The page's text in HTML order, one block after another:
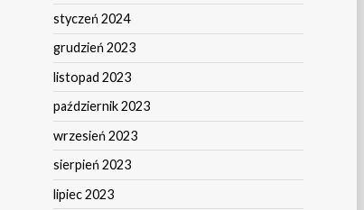
styczeń 2024
grudzień 2023
listopad 2023
październik 2023
wrzesień 2023
sierpień 2023
lipiec 2023